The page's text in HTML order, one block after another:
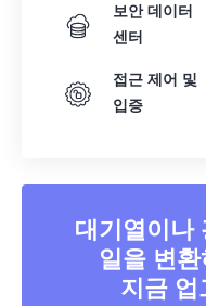
보안 데이터
센터
접근 제어 및
입증
대기열이나
일을 변
지금 업